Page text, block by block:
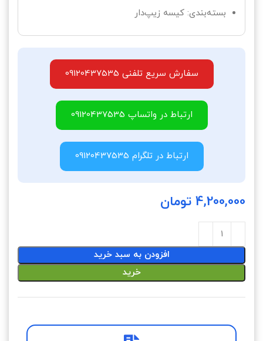
بسته‌بندی: کیسه زیپ‌دار
سفارش سریع تلفنی 09120437535
ارتباط در واتساپ 09120437535
ارتباط در تلگرام 09120437535
4,200,000 تومان
افزودن به سبد خرید
خرید